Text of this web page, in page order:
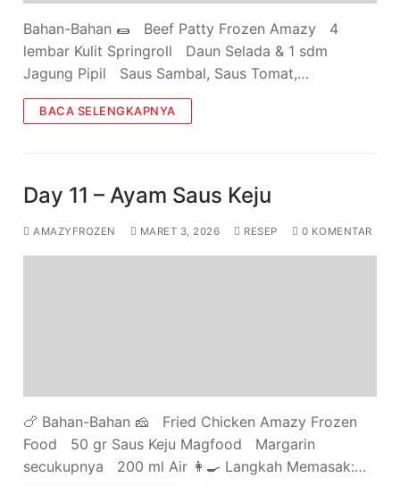
Bahan-Bahan 🌯 ⁠ ⁠Beef Patty Frozen Amazy ⁠ ⁠4
lembar Kulit Springroll ⁠ ⁠Daun Selada & 1 sdm
Jagung Pipil ⁠ ⁠Saus Sambal, Saus Tomat,…
BACA SELENGKAPNYA
Day 11 – Ayam Saus Keju
AMAZYFROZEN MARET 3, 2026 RESEP 0 KOMENTAR
🍗 Bahan-Bahan 🧀 ⁠ ⁠Fried Chicken Amazy Frozen
Food ⁠ ⁠50 gr Saus Keju Magfood ⁠ ⁠Margarin
secukupnya ⁠ ⁠200 ml Air 👩‍🍳 Langkah Memasak:…